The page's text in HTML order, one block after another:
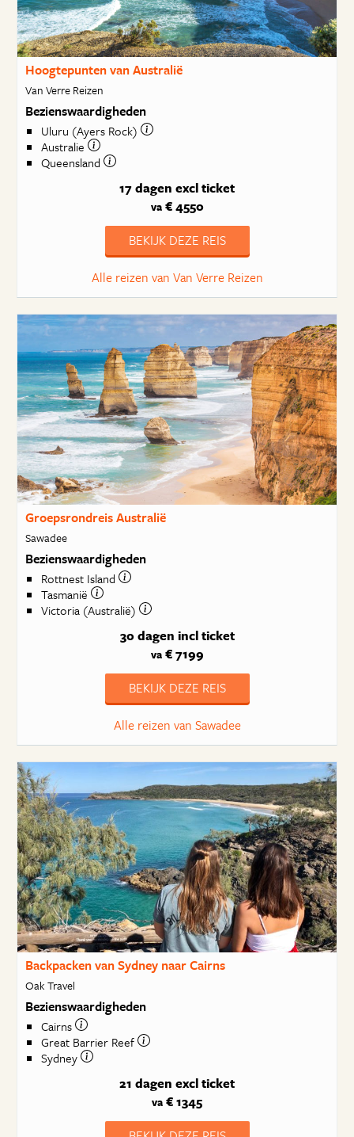
Hoogtepunten van Australië
Van Verre Reizen
Bezienswaardigheden
Uluru (Ayers Rock)
Australie
Queensland
17 dagen excl ticket
va€ 4550
BEKIJK DEZE REIS
Alle reizen van Van Verre Reizen
Groepsrondreis Australië
Sawadee
Bezienswaardigheden
Rottnest Island
Tasmanië
Victoria (Australië)
30 dagen incl ticket
va€ 7199
BEKIJK DEZE REIS
Alle reizen van Sawadee
Backpacken van Sydney naar Cairns
Oak Travel
Bezienswaardigheden
Cairns
Great Barrier Reef
Sydney
21 dagen excl ticket
va € 1345